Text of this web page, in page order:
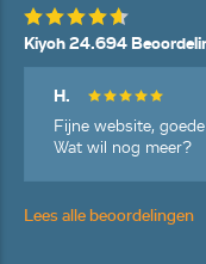
Kiyoh 24.694
H.
Fijne website,
Wat wil nog meer?
Lees alle beoordelingen